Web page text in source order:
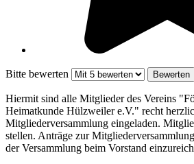
Bitte bewerten
Hiermit sind alle Mitglieder des Vereins
Heimatkunde Hülzweiler e.V." recht
Mitgliederversammlung eingeladen.
stellen. Anträge zur
der Versammlung beim Vorstand